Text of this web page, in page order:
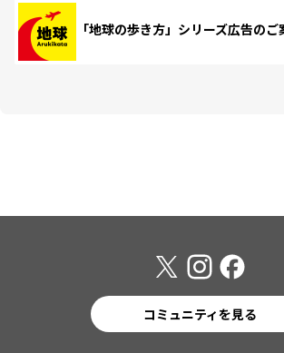
「地球の歩き方」シリーズ広告のご
コミュニティを見る